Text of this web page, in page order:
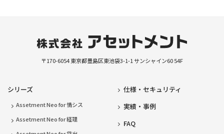
〒170-6054東京都豊島区東池袋3-1-1サンシャイン60 54F
シリーズ
Assetment Neo for 情シス
Assetment Neo for 経理
仕様・セキュリティ
実績・事例
FAQ